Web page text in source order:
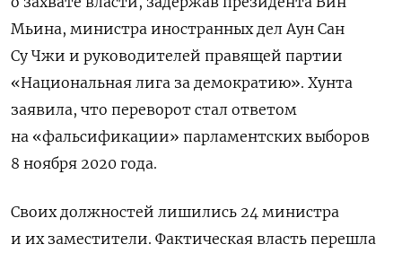
Мьина, министра иностранных дел Аун Сан
Су Чжи и руководителей правящей партии
«Национальная лига за демократию». Хунта
заявила, что переворот стал ответом
на «фальсификации» парламентских выборов
8 ноября 2020 года.
Своих должностей лишились 24 министра
и их заместители. Фактическая власть перешла